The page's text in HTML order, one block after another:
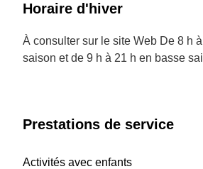
Horaire d'hiver
À consulter sur le site Web De 8 h
saison et de 9 h à 21 h en basse
Prestations de service
Activités avec enfants